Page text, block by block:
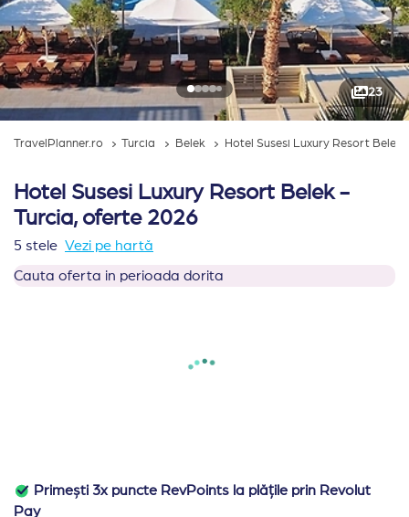
23
TravelPlanner.ro Turcia Belek Hotel Susesi Luxury Resort Belek
Hotel Susesi Luxury Resort Belek -
Turcia, oferte 2026
5 stele Vezi pe hartă
Cauta oferta in perioada dorita
Primești 3x puncte RevPoints la plățile prin Revolut
Pay